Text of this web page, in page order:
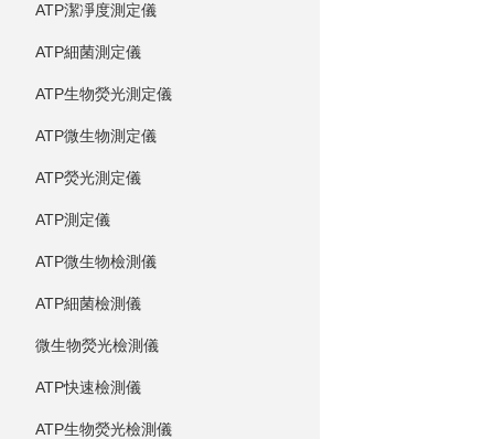
ATP潔凈度測定儀
ATP細菌測定儀
ATP生物熒光測定儀
ATP微生物測定儀
ATP熒光測定儀
ATP測定儀
ATP微生物檢測儀
ATP細菌檢測儀
微生物熒光檢測儀
ATP快速檢測儀
ATP生物熒光檢測儀